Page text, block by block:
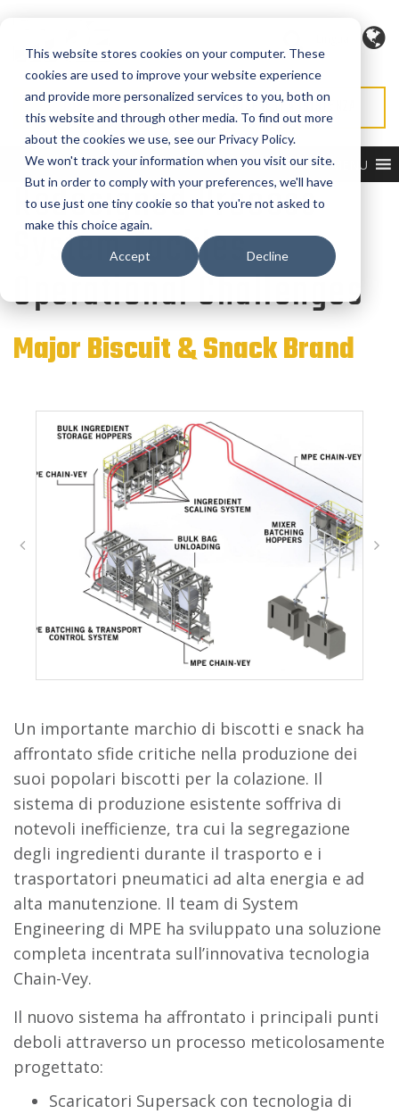
This website stores cookies on your computer. These
cookies are used to improve your website experience
and provide more personalized services to you, both on
this website and through other media. To find out more
about the cookies we use, see our Privacy Policy.
We won't track your information when you visit our site.
But in order to comply with your preferences, we'll have
to use just one tiny cookie so that you're not asked to
make this choice again.
Accept Decline
RICHIEDI PREVENTIVO RICHIEDI ASSISTENZA
MENU
Redesigned Process
System Tackles
Operational Challenges
Major Biscuit & Snack Brand
Un importante marchio di biscotti e snack ha
affrontato sfide critiche nella produzione dei
suoi popolari biscotti per la colazione. Il
sistema di produzione esistente soffriva di
notevoli inefficienze, tra cui la segregazione
degli ingredienti durante il trasporto e i
trasportatori pneumatici ad alta energia e ad
alta manutenzione. Il team di System
Engineering di MPE ha sviluppato una soluzione
completa incentrata sull’innovativa tecnologia
Chain-Vey.
Il nuovo sistema ha affrontato i principali punti
deboli attraverso un processo meticolosamente
progettato:
Scaricatori Supersack con tecnologia di